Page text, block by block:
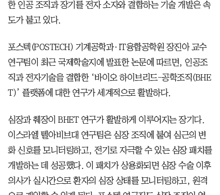
한 인공 조직과 장기를 전자 소자와 결합하는 기술 개발은 속
도가 붙고 있다.
포스텍(POSTECH) 기계공학과·IT융합공학원 장진아 교수
연구팀이 최근 국제학술지에 발표한 논문에 따르면, 인공조
직과 전자기술을 결합한 ‘바이오 하이브리드-공학조직(BHE
T)’ 플랫폼에 대한 연구가 세계적으로 활발하다.
심장과 췌장이 BHET 연구가 활발하게 이루어지는 장기다.
이스라엘 텔아비브대 연구팀은 심장 조직에 붙여 심근의 변
화 신호를 모니터링하고, 전기로 자극할 수 있는 심장 패치를
개발하는 데 성공했다. 이 패치가 상용화되면 심장 수술 이후
의사가 실시간으로 환자의 심장 상태를 모니터링하고, 원격